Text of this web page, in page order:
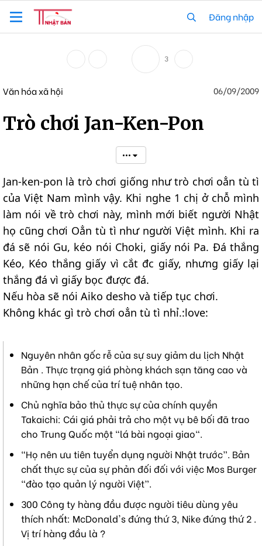
Đăng nhập
3
Văn hóa xã hội 06/09/2009
Trò chơi Jan-Ken-Pon
•••
Jan-ken-pon là trò chơi giống như trò chơi oẳn tù tì
của Việt Nam mình vậy. Khi nghe 1 chị ở chỗ mình
làm nói về trò chơi này, mình mới biết người Nhật
họ cũng chơi Oẳn tù tì như người Việt mình. Khi ra
đá sẽ nói Gu, kéo nói Choki, giấy nói Pa. Đá thắng
Kéo, Kéo thắng giấy vì cắt đc giấy, nhưng giấy lại
thắng đá vì giấy bọc được đá.
Nếu hòa sẽ nói Aiko desho và tiếp tục chơi.
Không khác gì trò chơi oẳn tù tì nhỉ.:love:
Nguyên nhân gốc rễ của sự suy giảm du lịch Nhật
Bản . Thực trạng giá phòng khách sạn tăng cao và
những hạn chế của trí tuệ nhân tạo.
Chủ nghĩa bảo thủ thực sự của chính quyền
Takaichi: Cái giá phải trả cho một vụ bê bối đã trao
cho Trung Quốc một "lá bài ngoại giao".
“Họ nên ưu tiên tuyển dụng người Nhật trước”. Bản
chất thực sự của sự phản đối đối với việc Mos Burger
“đào tạo quản lý người Việt”.
300 Công ty hàng đầu được người tiêu dùng yêu
thích nhất: McDonald's đứng thứ 3, Nike đứng thứ 2 .
Vị trí hàng đầu là ?